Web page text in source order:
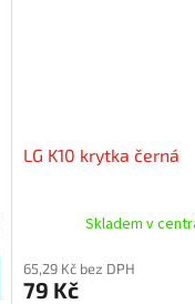
LG K10 krytka černá
Skladem v
65,29 Kč bez DPH
79 Kč